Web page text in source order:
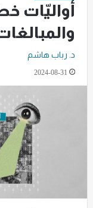
أواليّات
د. رباب هاشم
2024-08-31